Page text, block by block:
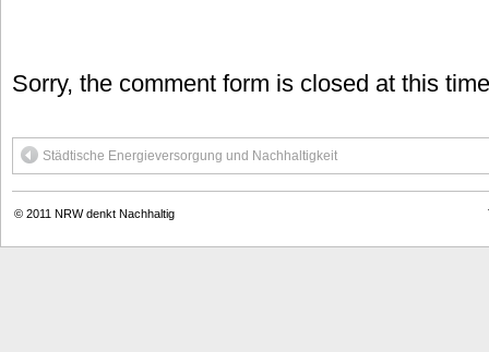
Sorry, the comment form is closed at this
Städtische Energieversorgung und Nachhaltigkeit
© 2011 NRW denkt Nachhaltig